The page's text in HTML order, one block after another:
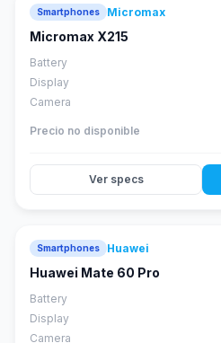
Smartphones Micromax
Micromax X215
Battery
Display
Camera
Precio no disponible
Ver specs
Smartphones Huawei
Huawei Mate 60 Pro
Battery
Display
Camera